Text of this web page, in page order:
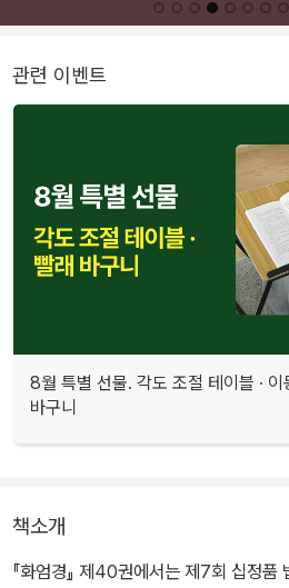
관련 이벤트
8월 특별 선물. 각도 조절 테이블 · 이
바구니
책소개
『화엄경』 제40권에서는 제7회 십정